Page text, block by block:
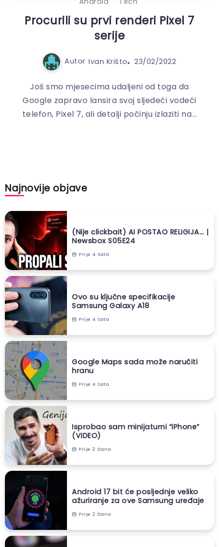
Procurili su prvi renderi Pixel 7
serije
Autor Ivan Krišto 23/02/2022
Još smo mjesecima udaljeni od toga da
Google zapravo lansira svoj sljedeći vodeći
telefon, Pixel 7, ali detalji počinju izlaziti na...
Najnovije objave
(Nije clickbait) AI POSTAO RELIGIJA… |
Newsbox S05E24
Prije 4 Sata
Ovo su ključne specifikacije
Samsung Galaxy A18
Prije 4 Sata
Google Maps sada može naručiti
hranu
Prije 4 Sata
Isprobao sam minijaturni “iPhone”
(VIDEO)
Prije 2 Dana
Android 17 bit će posljednje veliko
ažuriranje za ove Samsung uređaje
Prije 2 Dana